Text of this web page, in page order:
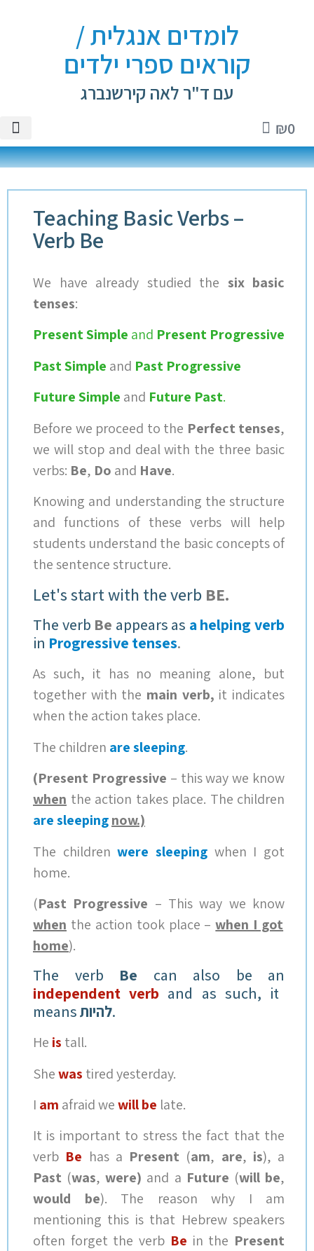
לומדים אנגלית /
קוראים ספרי ילדים
עם ד"ר לאה קירשנברג
₪0
Teaching Basic Verbs –
Verb Be
We have already studied the six basic
tenses:
Present Simple and Present Progressive
Past Simple and Past Progressive
Future Simple and Future Past.
Before we proceed to the Perfect tenses,
we will stop and deal with the three basic
verbs: Be, Do and Have.
Knowing and understanding the structure
and functions of these verbs will help
students understand the basic concepts of
the sentence structure.
Let's start with the verb BE.
The verb Be appears as a helping verb
in Progressive tenses.
As such, it has no meaning alone, but
together with the main verb, it indicates
when the action takes place.
The children are sleeping.
(Present Progressive – this way we know
when the action takes place. The children
are sleepingnow.)
The childrenwere sleeping when I got
home.
(Past Progressive – This way we know
when the action took place –when I got
home).
The verb Be can also be an
independent verb and as such, it
meansלהיות.
He is tall.
Shewas tired yesterday.
I am afraid wewill be late.
It is important to stress the fact that the
verb Be has a Present (am, are, is), a
Past (was,were) and a Future (will be,
would be). The reason why I am
mentioning this is that Hebrew speakers
often forget the verb Be in the Present